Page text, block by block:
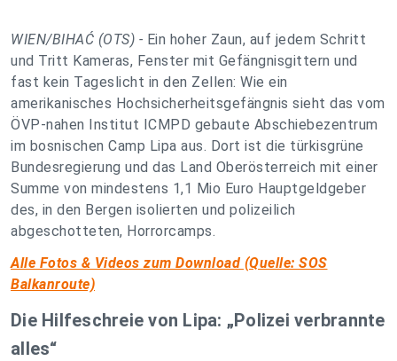
WIEN/BIHAĆ (OTS) - Ein hoher Zaun, auf jedem Schritt
und Tritt Kameras, Fenster mit Gefängnisgittern und
fast kein Tageslicht in den Zellen: Wie ein
amerikanisches Hochsicherheitsgefängnis sieht das vom
ÖVP-nahen Institut ICMPD gebaute Abschiebezentrum
im bosnischen Camp Lipa aus. Dort ist die türkisgrüne
Bundesregierung und das Land Oberösterreich mit einer
Summe von mindestens 1,1 Mio Euro Hauptgeldgeber
des, in den Bergen isolierten und polizeilich
abgeschotteten, Horrorcamps.
Alle Fotos & Videos zum Download (Quelle: SOS
Balkanroute)
Die Hilfeschreie von Lipa: „Polizei verbrannte
alles“